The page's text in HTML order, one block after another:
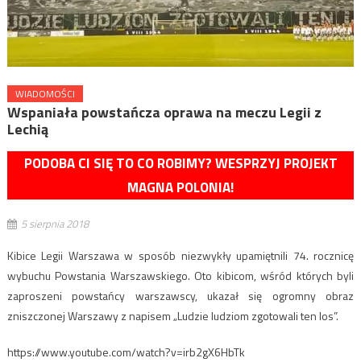
WIADOMOŚCI
Wspaniała powstańcza oprawa na meczu Legii z
Lechią
PODOBA CI SIĘ TO CO ROBIMY? WESPRZYJ PROJEKT
MAGNA POLONIA!
5 sierpnia 2018
Kibice Legii Warszawa w sposób niezwykły upamiętnili 74. rocznicę
wybuchu Powstania Warszawskiego. Oto kibicom, wśród których byli
zaproszeni powstańcy warszawscy, ukazał się ogromny obraz
zniszczonej Warszawy z napisem „Ludzie ludziom zgotowali ten los”.
https://www.youtube.com/watch?v=irb2gX6HbTk